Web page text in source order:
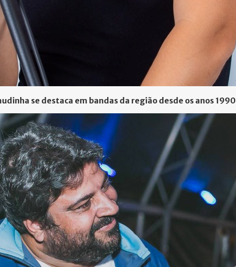
se destaca em bandas da região desde os anos 1990